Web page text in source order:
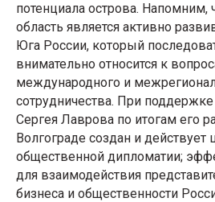
потенциала острова. Напомним,
область является активно
Юга России, который
внимательно относится к
международного и
сотрудничества. При
Сергея Лаврова по итогам его
Волгограде создан и действует
общественной дипломатии;
для взаимодействия
бизнеса и общественности